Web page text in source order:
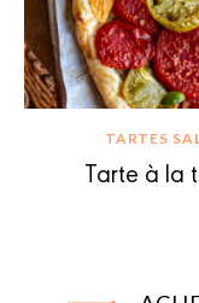
TARTES
Tarte à la